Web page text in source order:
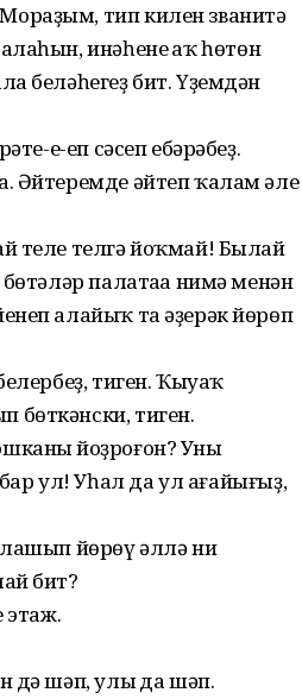
тип килен званитә
инәһенең аҡ һөтөн
беләһегеҙ бит. Үҙемдән
е-еп сәсеп ебәрәбеҙ.
Әйтеремде әйтеп ҡалам әле
теле телгә йоҡмай! Былай
палатаңа нимә менән
алайыҡ та әҙерәк йөрөп
тиген. Ҡыуаҡ
бөткәнски, тиген.
йоҙроғон? Уның
ул! Уһал да ул ағайығыҙ,
йөрөү әллә ни
бит?
этаж.
дә шәп, улың да шәп.